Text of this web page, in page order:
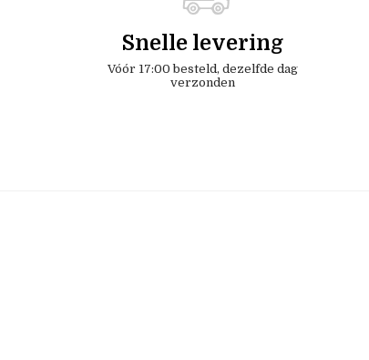
Snelle levering
Vóór 17:00 besteld, dezelfde dag
verzonden